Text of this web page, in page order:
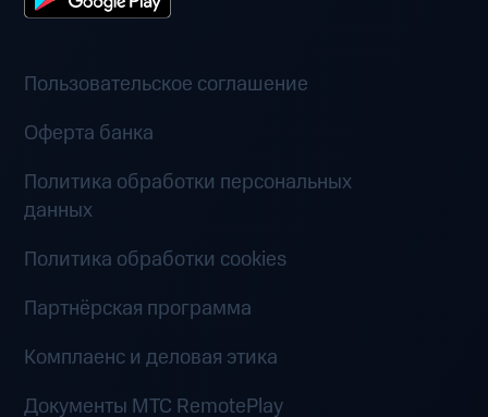
Пользовательское соглашение
Оферта банка
Политика обработки персональных
данных
Политика обработки cookies
Партнёрская программа
Комплаенс и деловая этика
Документы MTC RemotePlay